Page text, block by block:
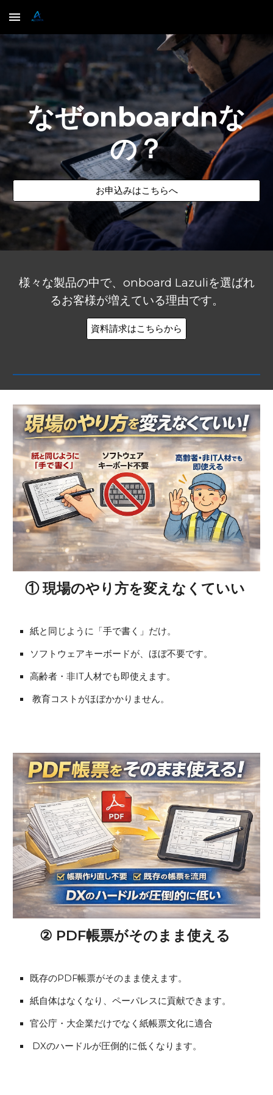
Skip to main content
なぜonboardnな
の？
お申込みはこちらへ
様々な製品の中で、onboard Lazuliを選ばれ
るお客様が増えている理由です。
資料請求はこちらから
① 現場のやり方を変えなくていい
紙と同じように「手で書く」だけ。
ソフトウェアキーボードが、ほぼ不要です。
高齢者・非IT人材でも即使えます。
教育コストがほぼかかりません。
② PDF帳票がそのまま使える
既存のPDF帳票がそのまま使えます。
紙自体はなくなり、ペーパレスに貢献できます。
官公庁・大企業だけでなく紙帳票文化に適合
DXのハードルが圧倒的に低くなります。